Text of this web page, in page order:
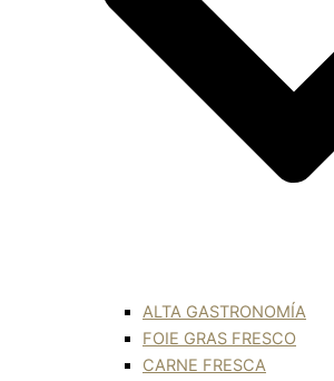
ALTA GASTRONOMÍA
FOIE GRAS FRESCO
CARNE FRESCA